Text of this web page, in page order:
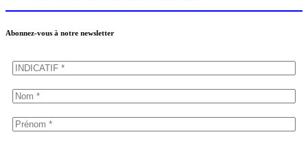
Abonnez-vous à notre newsletter